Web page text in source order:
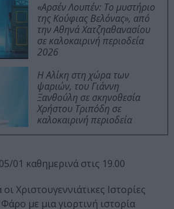
«Αρσέν Λουπέν: Το μυστήριο
της Κούφιας Βελόνας», από
την Αθηνά Χατζηαθανασίου
σε καλοκαιρινή περιοδεία
2026
Η Αλίκη στη χώρα των
ψαριών, του Γιάννη
Ξανθούλη σε σκηνοθεσία
Χρήστου Τριπόδη σε
καλοκαιρινή περιοδεία
01 καθημερινά στις 19.00
Χριστουγεννιάτικες Ιστορίες
με μια γιορτινή ιστορία